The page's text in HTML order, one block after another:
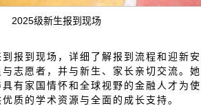
2025级新生报到现场
报到现场，详细了解报到流程和迎新安
志愿者，并与新生、家长亲切交流。她
有家国情怀和全球视野的金融人才为使
质的学术资源与全面的成长支持。